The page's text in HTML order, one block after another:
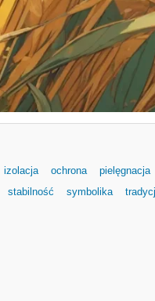
izolacja ochrona
pielęgnacja
stabilność symbolika